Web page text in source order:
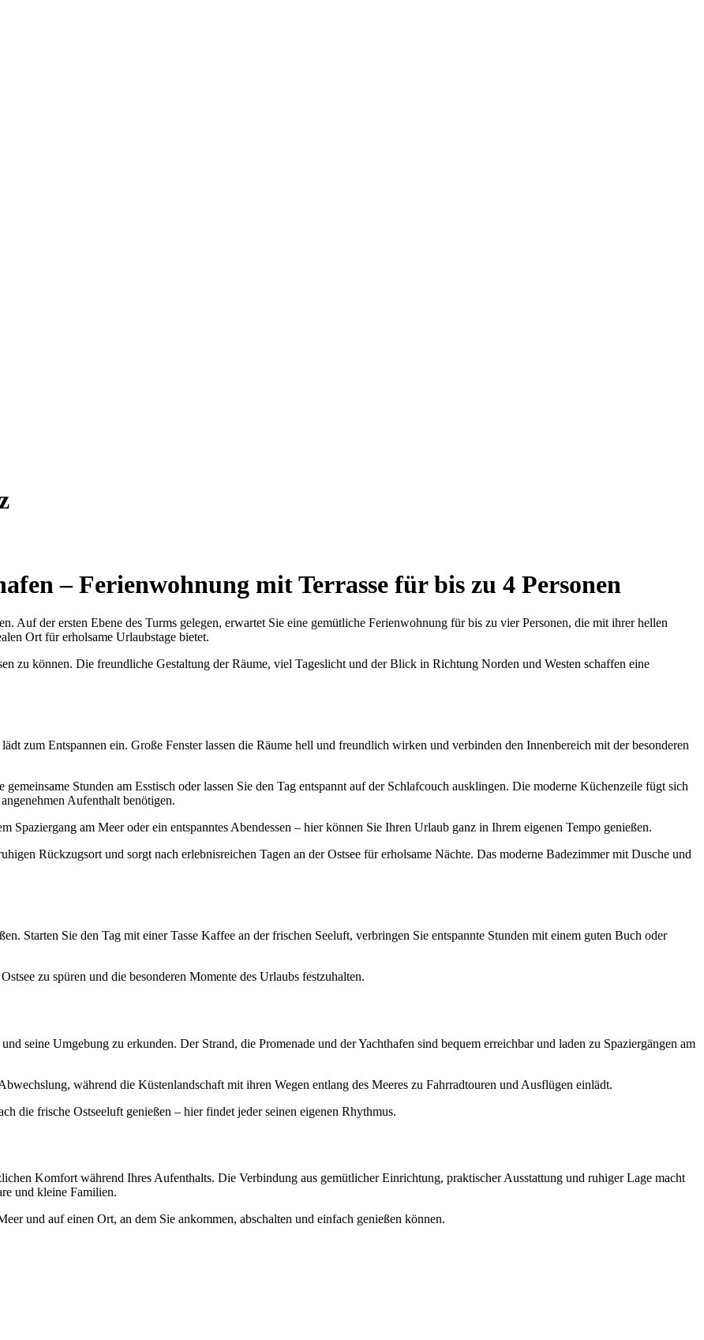
– Ferienwohnung mit Terrasse für bis zu 4 Personen
Auf der ersten Ebene des Turms gelegen, erwartet Sie eine gemütliche Ferienwohnung für bis zu vier Personen, die mit ihrer hellen
Ort für erholsame Urlaubstage bietet.
zu können. Die freundliche Gestaltung der Räume, viel Tageslicht und der Blick in Richtung Norden und Westen schaffen eine
zum Entspannen ein. Große Fenster lassen die Räume hell und freundlich wirken und verbinden den Innenbereich mit der besonderen
Stunden am Esstisch oder lassen Sie den Tag entspannt auf der Schlafcouch ausklingen. Die moderne Küchenzeile fügt sich
Aufenthalt benötigen.
Spaziergang am Meer oder ein entspanntes Abendessen – hier können Sie Ihren Urlaub ganz in Ihrem eigenen Tempo genießen.
Rückzugsort und sorgt nach erlebnisreichen Tagen an der Ostsee für erholsame Nächte. Das moderne Badezimmer mit Dusche und
Starten Sie den Tag mit einer Tasse Kaffee an der frischen Seeluft, verbringen Sie entspannte Stunden mit einem guten Buch oder
zu spüren und die besonderen Momente des Urlaubs festzuhalten.
seine Umgebung zu erkunden. Der Strand, die Promenade und der Yachthafen sind bequem erreichbar und laden zu Spaziergängen am
während die Küstenlandschaft mit ihren Wegen entlang des Meeres zu Fahrradtouren und Ausflügen einlädt.
die frische Ostseeluft genießen – hier findet jeder seinen eigenen Rhythmus.
Komfort während Ihres Aufenthalts. Die Verbindung aus gemütlicher Einrichtung, praktischer Ausstattung und ruhiger Lage macht
und kleine Familien.
und auf einen Ort, an dem Sie ankommen, abschalten und einfach genießen können.